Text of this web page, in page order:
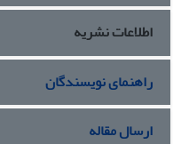
تجربی و تبیینی مولفه‌های
قفقاز جنوبی اعمال
اطلاعات نشریه
راهنمای نویسندگان
ارسال مقاله